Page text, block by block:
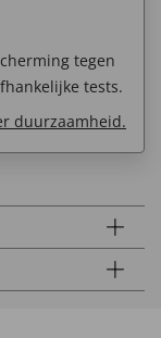
tegen
tests.
duurzaamheid.